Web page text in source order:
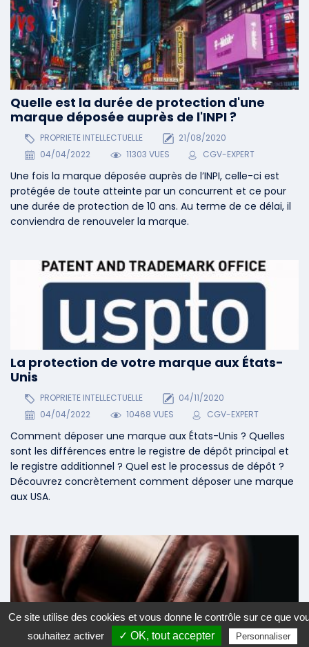
Qui peut déposer une marque commerciale
La protection de votre marque aux États-
Unis
PROPRIETE INTELLECTUELLE
04/11/2020
04/04/2022
10468 VUES CGV-EXPERT
Comment déposer une marque aux États-Unis ? Quelles
sont les différences entre le registre de dépôt principal et
le registre additionnel ? Quel est le processus de dépôt ?
Découvrez concrètement comment déposer une marque
aux USA.
Quelle est la durée de protection d'une
marque déposée auprès de l'INPI ?
PROPRIETE INTELLECTUELLE
21/08/2020
04/04/2022
11303 VUES CGV-EXPERT
Une fois la marque déposée auprès de l’INPI, celle-ci est
protégée de toute atteinte par un concurrent et ce pour
une durée de protection de 10 ans. Au terme de ce délai, il
conviendra de renouveler la marque.
Ce site utilise des cookies et vous donne le contrôle sur ce que
souhaitez activer
✓ OK, tout accepter Personnaliser